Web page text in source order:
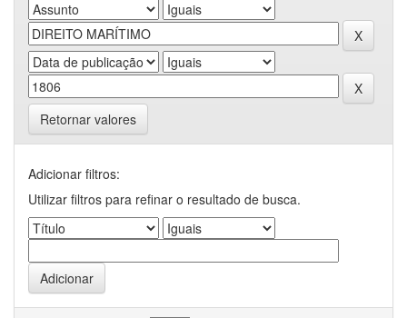
Retornar valores
Adicionar filtros:
Utilizar filtros para refinar o resultado de busca.